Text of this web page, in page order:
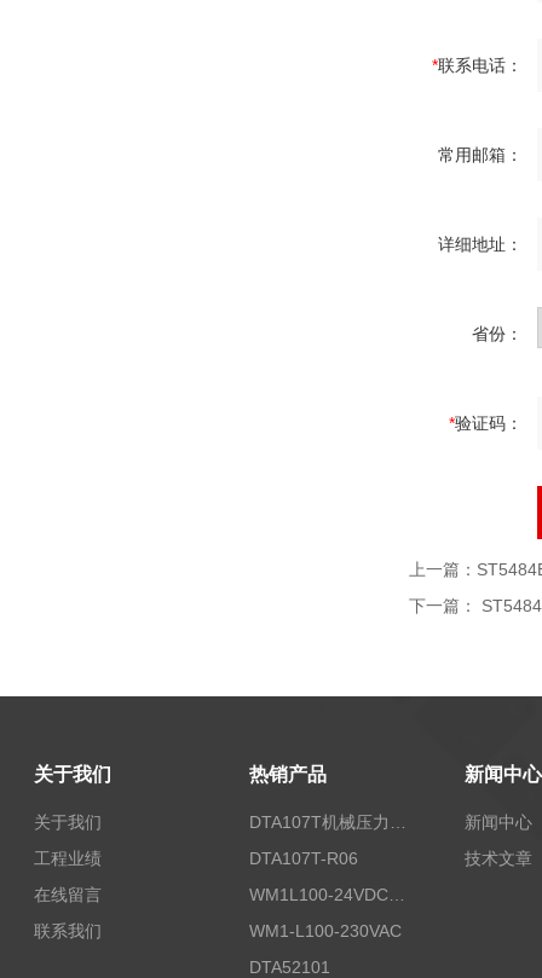
*联系电话：
常用邮箱：
详细地址：
省份：
*验证码：
上一篇：
下一篇：
关于我们
关于我们
工程业绩
在线留言
联系我们
热销产品
DTA107T-R06
WM1L100-24VDC/T5X
WM1-L100-230VAC
DTA52101
新闻中心
新闻中心
技术文章